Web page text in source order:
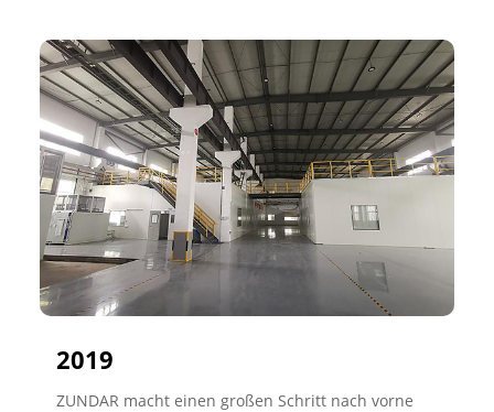
2019
ZUNDAR macht einen großen Schritt nach vorne